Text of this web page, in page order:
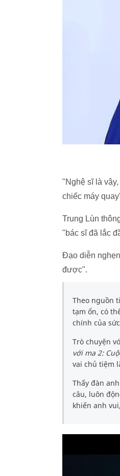
"Nghệ sĩ là
chiếc máy
Trung Lùn
"bác sĩ đã lắc
Đạo diễn
được".
Theo nguồn
tạm ổn, có
chính của
Trò chuyện
với ma 2:
vai chủ tiệm
Thấy đàn
câu, luôn
khiến anh